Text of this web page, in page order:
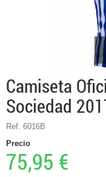
Camiseta
Sociedad
Ref. 6016B
Precio
75,95 €